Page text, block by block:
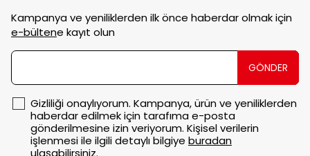
Kampanya ve yeniliklerden ilk önce haberdar olmak için
e-bültene kayıt olun
GÖNDER
Gizliliği onaylıyorum. Kampanya, ürün ve yeniliklerden
haberdar edilmek için tarafıma e-posta
gönderilmesine izin veriyorum. Kişisel verilerin
işlenmesi ile ilgili detaylı bilgiye buradan
ulaşabilirsiniz.